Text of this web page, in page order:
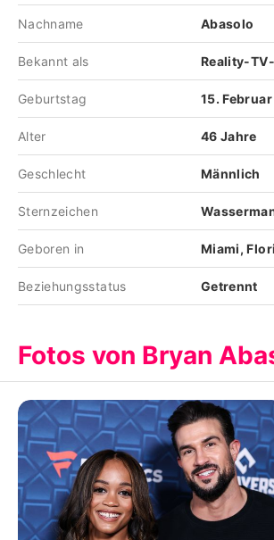
Nachname Abasolo
Bekannt als Reality-
Geburtstag 15.
Alter 46 Jahre
Geschlecht Männlich
Sternzeichen
Geboren in Miami,
Beziehungsstatus Getrennt
Fotos von Bryan